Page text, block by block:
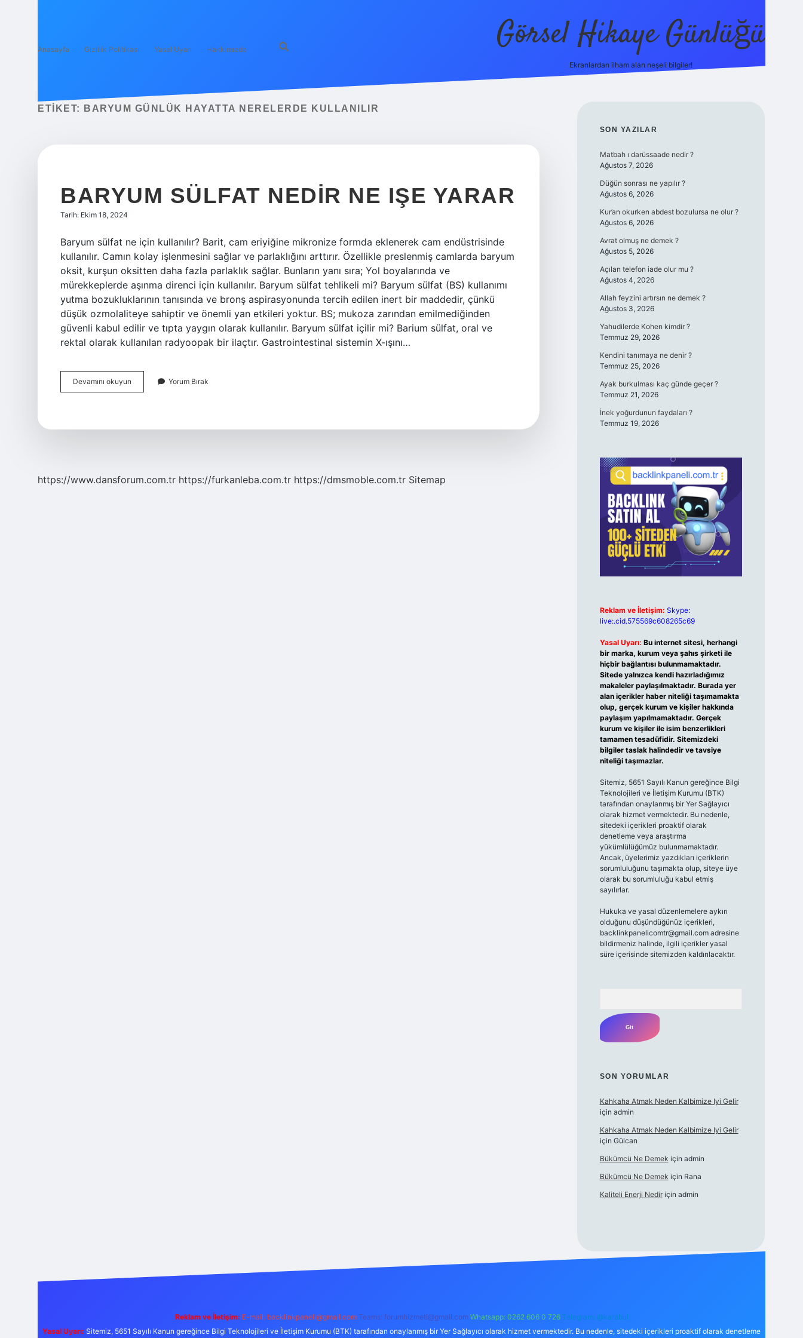
Anasayfa Gizlilik Politikası Yasal Uyarı Hakkımızda Görsel Hikaye Günlüğü
Ekranlardan ilham alan neşeli bilgiler!
ETIKET: BARYUM GÜNLÜK HAYATTA NERELERDE KULLANILIR
BARYUM SÜLFAT NEDIR NE IŞE YARAR
Tarih: Ekim 18, 2024
Baryum sülfat ne için kullanılır? Barit, cam eriyiğine mikronize formda eklenerek cam endüstrisinde
kullanılır. Camın kolay işlenmesini sağlar ve parlaklığını arttırır. Özellikle preslenmiş camlarda baryum
oksit, kurşun oksitten daha fazla parlaklık sağlar. Bunların yanı sıra; Yol boyalarında ve
mürekkeplerde aşınma direnci için kullanılır. Baryum sülfat tehlikeli mi? Baryum sülfat (BS) kullanımı
yutma bozukluklarının tanısında ve bronş aspirasyonunda tercih edilen inert bir maddedir, çünkü
düşük ozmolaliteye sahiptir ve önemli yan etkileri yoktur. BS; mukoza zarından emilmediğinden
güvenli kabul edilir ve tıpta yaygın olarak kullanılır. Baryum sülfat içilir mi? Barium sülfat, oral ve
rektal olarak kullanılan radyoopak bir ilaçtır. Gastrointestinal sistemin X-ışını…
Devamını okuyun
Sülfat
Yorum Bırak
https://www.dansforum.com.tr https://furkanleba.com.tr https://dmsmoble.com.tr Sitemap
SIDEBAR
SON YAZILAR
Matbah ı darüssaade nedir ?
Ağustos 7, 2026
Düğün sonrası ne yapılır ?
Ağustos 6, 2026
Kur’an okurken abdest bozulursa ne olur ?
Ağustos 6, 2026
Avrat olmuş ne demek ?
Ağustos 5, 2026
Açılan telefon iade olur mu ?
Ağustos 4, 2026
Allah feyzini artırsın ne demek ?
Ağustos 3, 2026
Yahudilerde Kohen kimdir ?
Temmuz 29, 2026
Kendini tanımaya ne denir ?
Temmuz 25, 2026
Ayak burkulması kaç günde geçer ?
Temmuz 21, 2026
İnek yoğurdunun faydaları ?
Temmuz 19, 2026
Reklam ve İletişim: Skype:
live:.cid.575569c608265c69
Yasal Uyarı: Bu internet sitesi, herhangi
bir marka, kurum veya şahıs şirketi ile
hiçbir bağlantısı bulunmamaktadır.
Sitede yalnızca kendi hazırladığımız
makaleler paylaşılmaktadır. Burada yer
alan içerikler haber niteliği taşımamakta
olup, gerçek kurum ve kişiler hakkında
paylaşım yapılmamaktadır. Gerçek
kurum ve kişiler ile isim benzerlikleri
tamamen tesadüfidir. Sitemizdeki
bilgiler taslak halindedir ve tavsiye
niteliği taşımazlar.
Sitemiz, 5651 Sayılı Kanun gereğince Bilgi
Teknolojileri ve İletişim Kurumu (BTK)
tarafından onaylanmış bir Yer Sağlayıcı
olarak hizmet vermektedir. Bu nedenle,
sitedeki içerikleri proaktif olarak
denetleme veya araştırma
yükümlülüğümüz bulunmamaktadır.
Ancak, üyelerimiz yazdıkları içeriklerin
sorumluluğunu taşımakta olup, siteye üye
olarak bu sorumluluğu kabul etmiş
sayılırlar.
Hukuka ve yasal düzenlemelere aykırı
olduğunu düşündüğünüz içerikleri,
backlinkpanelicomtr@gmail.comadresine
bildirmeniz halinde, ilgili içerikler yasal
süre içerisinde sitemizden kaldırılacaktır.
SON YORUMLAR
Kahkaha Atmak Neden Kalbimize Iyi Gelir
için admin
Kahkaha Atmak Neden Kalbimize Iyi Gelir
için Gülcan
Bükümcü Ne Demek için admin
Bükümcü Ne Demek için Rana
Kaliteli Enerji Nediriçin admin
Reklam ve İletişim: E-mail: backlinkpaneli@gmail.com Teams: forumhizmeti@gmail.com Whatsapp: 0262 606 0 726 Telegram: @karabul
Yasal Uyarı: Sitemiz, 5651 Sayılı Kanun gereğince Bilgi Teknolojileri ve İletişim Kurumu (BTK) tarafından onaylanmış bir Yer Sağlayıcı olarak hizmet vermektedir. Bu nedenle, sitedeki içerikleri proaktif olarak denetleme